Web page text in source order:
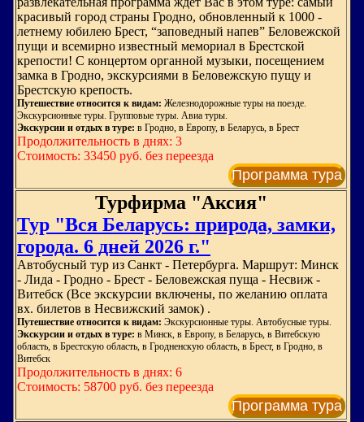
красивый город страны Гродно, обновленный к 1000 -
летнему юбилею Брест, “заповедный напев” Беловежской
пущи и всемирно известный мемориал в Брестской
крепости! С концертом органной музыки, посещением
замка в Гродно, экскурсиями в Беловежскую пущу и
Брестскую крепость.
Путешествие относится к видам: Железнодорожные туры на поезде.
Экскурсионные туры. Групповые туры. Авиа туры.
Экскурсии и отдых в туре: в Гродно, в Европу, в Беларусь, в Брест
Продолжительность в днях: 3
Стоимость: 33450 руб. без переезда
Программа тура
Турфирма "Аксия"
Тур "Вся Беларусь: природа, замки,
города. 6 дней 2026 г."
Автобусный тур из Санкт - Петербурга. Маршрут: Минск
- Лида - Гродно - Брест - Беловежская пуща - Несвиж -
Витебск (Все экскурсии включены, по желанию оплата
вх. билетов в Несвижский замок) .
Путешествие относится к видам: Экскурсионные туры. Автобусные туры.
Экскурсии и отдых в туре: в Минск, в Европу, в Беларусь, в Витебскую
область, в Брестскую область, в Гродненскую область, в Брест, в Гродно, в
Витебск
Продолжительность в днях: 6
Стоимость: 58700 руб. без переезда
Программа тура